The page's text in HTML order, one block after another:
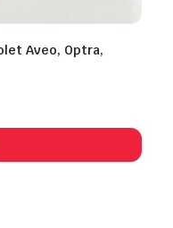
Aveo, Optra,